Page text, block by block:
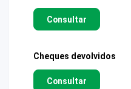
Consultar
Cheques devolvidos
Consultar